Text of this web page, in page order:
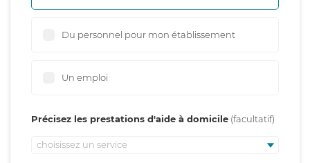
Du personnel pour mon établissement
Un emploi
Précisez les prestations d'aide à domicile
choisissez un service